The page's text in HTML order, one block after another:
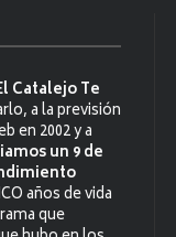
Catalejo Te
a la previsión
en 2002 y a
un 9 de
años de vida
que